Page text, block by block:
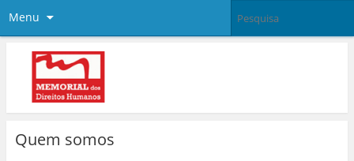
Menu
Quem somos